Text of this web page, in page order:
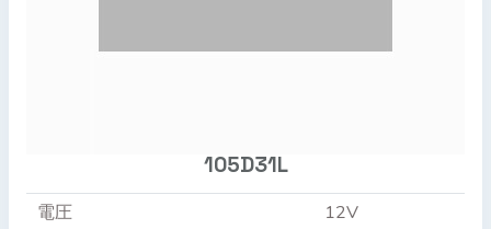
105D31L
電圧
12V